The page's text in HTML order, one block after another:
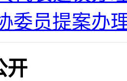
委员提案办
开